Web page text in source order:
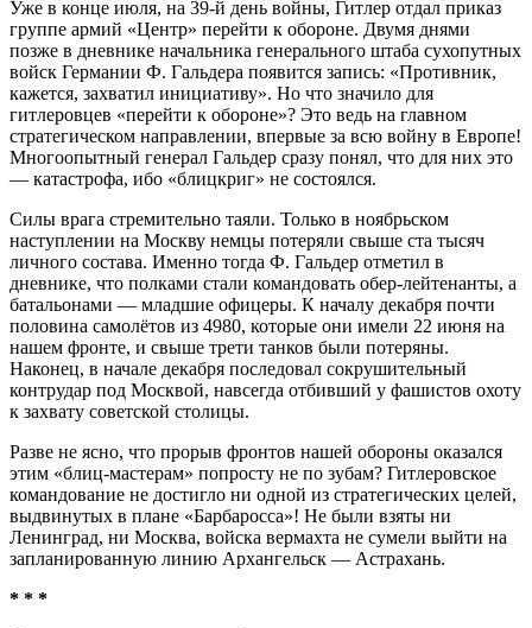
Уже в конце июля, на 39-й день войны, Гитлер отдал приказ
группе армий «Центр» перейти к обороне. Двумя днями
позже в дневнике начальника генерального штаба сухопутных
войск Германии Ф. Гальдера появится запись: «Противник,
кажется, захватил инициативу». Но что значило для
гитлеровцев «перейти к обороне»? Это ведь на главном
стратегическом направлении, впервые за всю войну в Европе!
Многоопытный генерал Гальдер сразу понял, что для них это
— катастрофа, ибо «блицкриг» не состоялся.
Силы врага стремительно таяли. Только в ноябрьском
наступлении на Москву немцы потеряли свыше ста тысяч
личного состава. Именно тогда Ф. Гальдер отметил в
дневнике, что полками стали командовать обер-лейтенанты, а
батальонами — младшие офицеры. К началу декабря почти
половина самолётов из 4980, которые они имели 22 июня на
нашем фронте, и свыше трети танков были потеряны.
Наконец, в начале декабря последовал сокрушительный
контрудар под Москвой, навсегда отбивший у фашистов охоту
к захвату советской столицы.
Разве не ясно, что прорыв фронтов нашей обороны оказался
этим «блиц-мастерам» попросту не по зубам? Гитлеровское
командование не достигло ни одной из стратегических целей,
выдвинутых в плане «Барбаросса»! Не были взяты ни
Ленинград, ни Москва, войска вермахта не сумели выйти на
запланированную линию Архангельск — Астрахань.
* * *